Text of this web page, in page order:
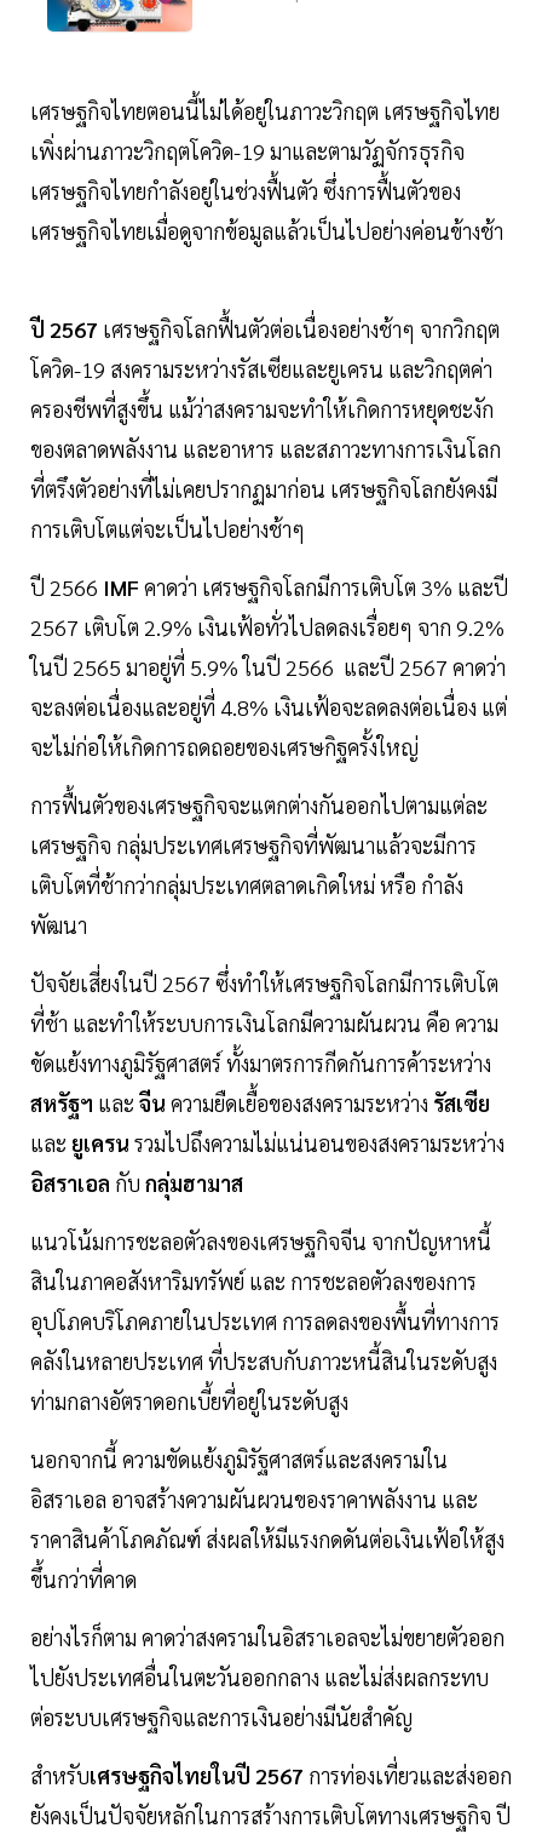
เศรษฐกิจไทยตอนนี้ไม่ได้อยู่ในภาวะวิกฤต เศรษฐกิจไทย
เพิ่งผ่านภาวะวิกฤตโควิด-19 มาและตามวัฏจักรธุรกิจ
เศรษฐกิจไทยกำลังอยู่ในช่วงฟื้นตัว ซึ่งการฟื้นตัวของ
เศรษฐกิจไทยเมื่อดูจากข้อมูลแล้วเป็นไปอย่างค่อนข้างช้า
ปี 2567 เศรษฐกิจโลกฟื้นตัวต่อเนื่องอย่างช้าๆ จากวิกฤต
โควิด-19 สงครามระหว่างรัสเซียและยูเครน และวิกฤตค่า
ครองชีพที่สูงขึ้น แม้ว่าสงครามจะทำให้เกิดการหยุดชะงัก
ของตลาดพลังงาน และอาหาร และสภาวะทางการเงินโลก
ที่ตรึงตัวอย่างที่ไม่เคยปรากฏมาก่อน เศรษฐกิจโลกยังคงมี
การเติบโตแต่จะเป็นไปอย่างช้าๆ
ปี 2566 IMF คาดว่า เศรษฐกิจโลกมีการเติบโต 3% และปี
2567 เติบโต 2.9% เงินเฟ้อทั่วไปลดลงเรื่อยๆ จาก 9.2%
ในปี 2565 มาอยู่ที่ 5.9% ในปี 2566 และปี 2567 คาดว่า
จะลงต่อเนื่องและอยู่ที่ 4.8% เงินเฟ้อจะลดลงต่อเนื่อง แต่
จะไม่ก่อให้เกิดการถดถอยของเศรษกิฐครั้งใหญ่
การฟื้นตัวของเศรษฐกิจจะแตกต่างกันออกไปตามแต่ละ
เศรษฐกิจ กลุ่มประเทศเศรษฐกิจที่พัฒนาแล้วจะมีการ
เติบโตที่ช้ากว่ากลุ่มประเทศตลาดเกิดใหม่ หรือ กำลัง
พัฒนา
ปัจจัยเสี่ยงในปี 2567 ซึ่งทำให้เศรษฐกิจโลกมีการเติบโต
ที่ช้า และทำให้ระบบการเงินโลกมีความผันผวน คือ ความ
ขัดแย้งทางภูมิรัฐศาสตร์ ทั้งมาตรการกีดกันการค้าระหว่าง
สหรัฐฯ และ จีน ความยืดเยื้อของสงครามระหว่าง รัสเซีย
และ ยูเครน รวมไปถึงความไม่แน่นอนของสงครามระหว่าง
อิสราเอล กับ กลุ่มฮามาส
แนวโน้มการชะลอตัวลงของเศรษฐกิจจีน จากปัญหาหนี้
สินในภาคอสังหาริมทรัพย์ และ การชะลอตัวลงของการ
อุปโภคบริโภคภายในประเทศ การลดลงของพื้นที่ทางการ
คลังในหลายประเทศ ที่ประสบกับภาวะหนี้สินในระดับสูง
ท่ามกลางอัตราดอกเบี้ยที่อยู่ในระดับสูง
นอกจากนี้ ความขัดแย้งภูมิรัฐศาสตร์และสงครามใน
อิสราเอล อาจสร้างความผันผวนของราคาพลังงาน และ
ราคาสินค้าโภคภัณฑ์ ส่งผลให้มีแรงกดดันต่อเงินเฟ้อให้สูง
ขึ้นกว่าที่คาด
อย่างไรก็ตาม คาดว่าสงครามในอิสราเอลจะไม่ขยายตัวออก
ไปยังประเทศอื่นในตะวันออกกลาง และไม่ส่งผลกระทบ
ต่อระบบเศรษฐกิจและการเงินอย่างมีนัยสำคัญ
สำหรับเศรษฐกิจไทยในปี 2567 การท่องเที่ยวและส่งออก
ยังคงเป็นปัจจัยหลักในการสร้างการเติบโตทางเศรษฐกิจ ปี